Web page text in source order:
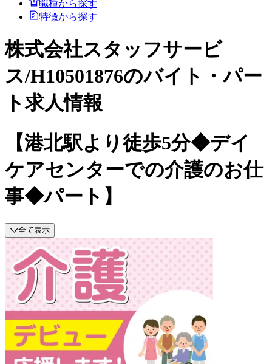
職種から探す
特徴から探す
株式会社スタッフサービ
ス/H10501876のバイト・パー
ト求人情報
【港北駅より徒歩5分◆デイ
ケアセンターでの介護のお仕
事◆パート】
全て表示